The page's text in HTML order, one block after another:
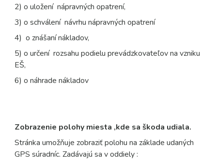
2) o uložení nápravných opatrení,
3) o schválení návrhu nápravných opatrení
4) o znášaní nákladov,
5) o určení rozsahu podielu prevádzkovateľov na vzniku
EŠ,
6) o náhrade nákladov
Zobrazenie polohy miesta ,kde sa škoda udiala.
Stránka umožňuje zobraziť polohu na základe udaných
GPS súradníc. Zadávajú sa v oddiely :